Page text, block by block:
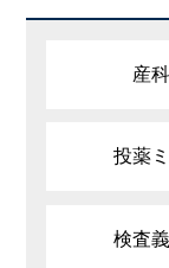
産科
投薬
検査